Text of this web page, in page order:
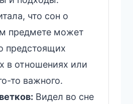
что сон о
предмете может
предстоящих
в отношениях или
то важного.
Видел во сне